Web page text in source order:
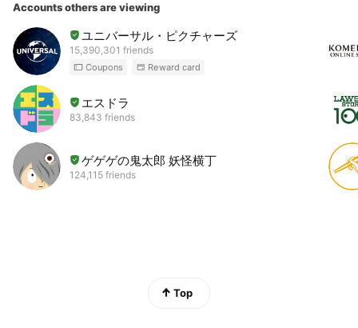
Accounts others are viewing
ユニバーサル・ピクチャーズ
15,390,301 friends
Coupons Reward card
エスドラ
83,843 friends
ゲゲゲの鬼太郎 妖怪横丁
124,115 friends
Top